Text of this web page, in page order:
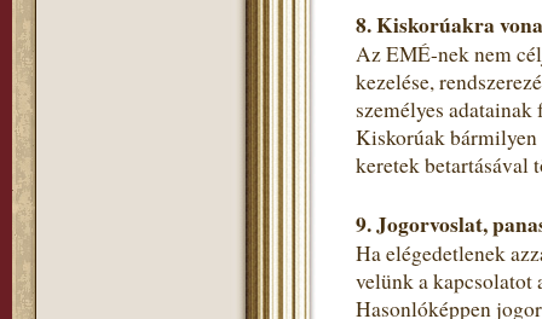
8. Kiskorúakra
Az EMÉ-nek nem
kezelése,
személyes
Kiskorúak bármilyen
keretek betartásával
9. Jogorvoslat,
Ha elégedetlenek
velünk a kapcsolatot
Hasonlóképpen